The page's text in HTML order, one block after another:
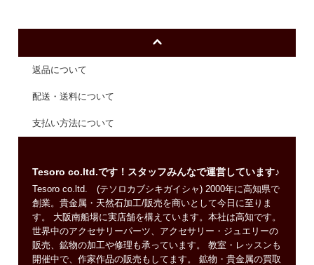
返品について
配送・送料について
支払い方法について
Tesoro co.ltd.です！スタッフみんなで運営しています♪
Tesoro co.ltd. (テソロカブシキガイシャ) 2000年に高知県で
創業。貴金属・天然石加工/販売を商いとして今日に至りま
す。 大阪南船場に実店舗を構えています。本社は高知です。
世界中のアクセサリーパーツ、アクセサリー・ジュエリーの
販売、鉱物の加工や修理も承っています。 教室・レッスンも
開催中で、作家作品の販売もしてます。 鉱物・貴金属の買取